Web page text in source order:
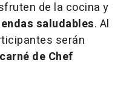
de la cocina y
saludables. Al
serán
carné de Chef